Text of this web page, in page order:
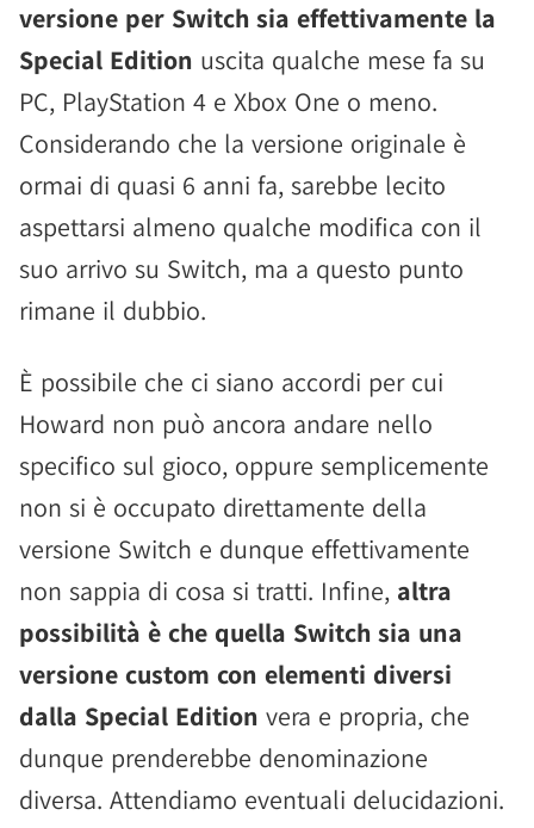
versione per Switch sia effettivamente la
Special Edition uscita qualche mese fa su
PC, PlayStation 4 e Xbox One o meno.
Considerando che la versione originale è
ormai di quasi 6 anni fa, sarebbe lecito
aspettarsi almeno qualche modifica con il
suo arrivo su Switch, ma a questo punto
rimane il dubbio.
È possibile che ci siano accordi per cui
Howard non può ancora andare nello
specifico sul gioco, oppure semplicemente
non si è occupato direttamente della
versione Switch e dunque effettivamente
non sappia di cosa si tratti. Infine, altra
possibilità è che quella Switch sia una
versione custom con elementi diversi
dalla Special Edition vera e propria, che
dunque prenderebbe denominazione
diversa. Attendiamo eventuali delucidazioni.